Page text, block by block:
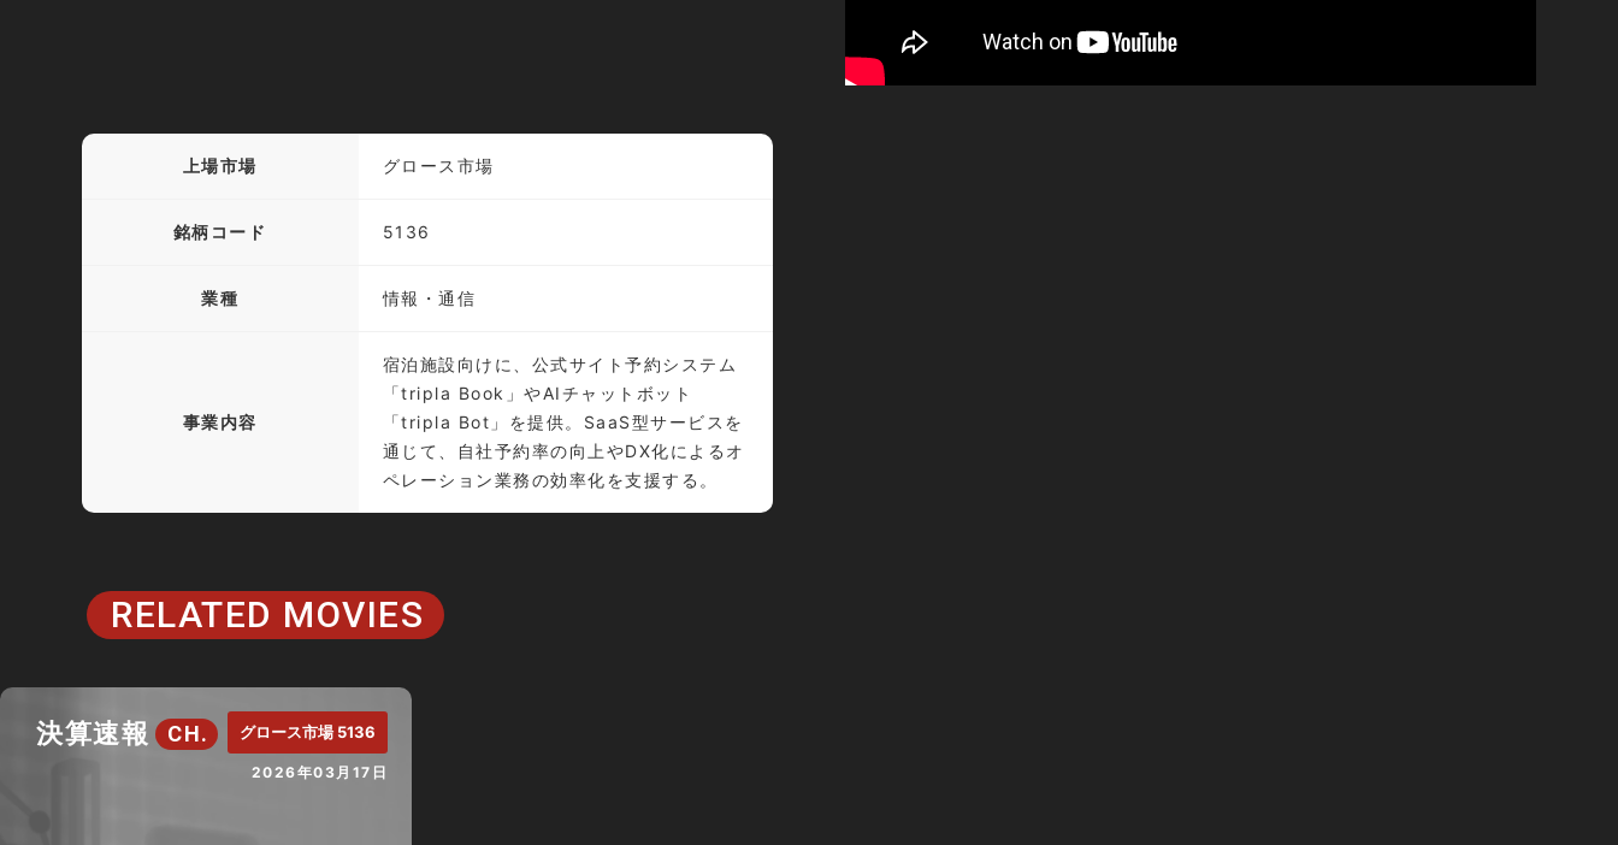
上場市場 グロース市場
銘柄コード 5136
業種 情報・通信
事業内容
宿泊施設向けに、公式サイト予約システム
「tripla Book」やAIチャットボット
「tripla Bot」を提供。SaaS型サービスを
通じて、自社予約率の向上やDX化によるオ
ペレーション業務の効率化を支援する。
RELATED MOVIES
決算速報 CH. グロース市場 5136
2026年03月17日